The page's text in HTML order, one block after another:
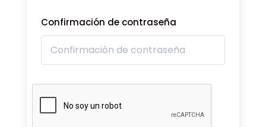
Confirmación de contraseña